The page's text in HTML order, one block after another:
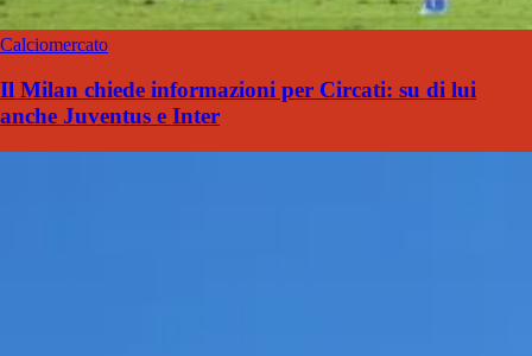
Calciomercato
Il Milan chiede informazioni per Circati: su di lui
anche Juventus e Inter